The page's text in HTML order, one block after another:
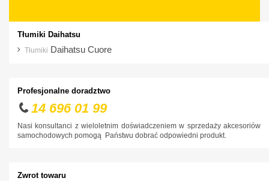
Tłumiki Daihatsu
Tłumiki Daihatsu Cuore
Profesjonalne doradztwo
14 696 01 99
Nasi konsultanci z wieloletnim doświadczeniem w sprzedaży akcesoriów
samochodowych pomogą Państwu dobrać odpowiedni produkt.
Zwrot towaru